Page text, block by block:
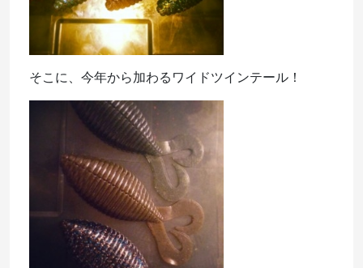
そこに、今年から加わるワイドツインテール！